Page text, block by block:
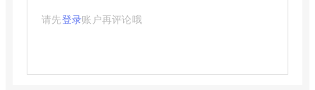
请先登录账户再评论哦